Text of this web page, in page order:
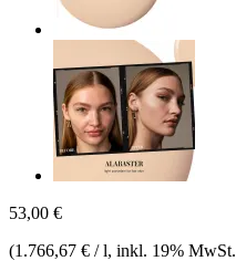
53,00 €
(1.766,67 € / l, inkl. 19% MwSt.